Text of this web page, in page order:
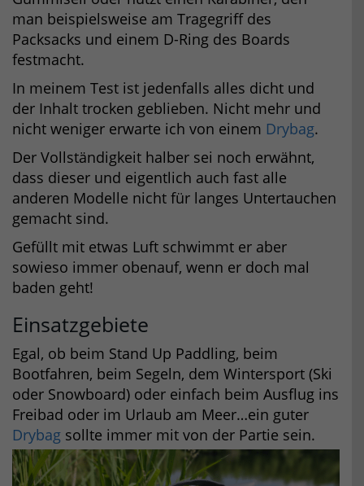
man beispielsweise am Tragegriff des
Packsacks und einem D-Ring des Boards
festmacht.
In meinem Test ist jedenfalls alles dicht und
der Inhalt trocken geblieben. Nicht mehr und
nicht weniger erwarte ich von einem Drybag.
Der Vollständigkeit halber sei noch erwähnt,
dass dieser und eigentlich auch fast alle
anderen Modelle nicht für langes Untertauchen
gemacht sind.
Gefüllt mit etwas Luft schwimmt er aber
sowieso immer obenauf, wenn er doch mal
baden geht!
Einsatzgebiete
Egal, ob beim Stand Up Paddling, beim
Bootfahren, beim Segeln, dem Wintersport (Ski
oder Snowboard) oder einfach beim Ausflug ins
Freibad oder im Urlaub am Meer…ein guter
Drybag sollte immer mit von der Partie sein.